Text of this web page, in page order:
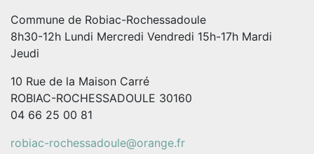
Commune de Robiac-Rochessadoule
8h30-12h Lundi Mercredi Vendredi 15h-17h Mardi
Jeudi
10 Rue de la Maison Carré
ROBIAC-ROCHESSADOULE 30160
04 66 25 00 81
robiac-rochessadoule@orange.fr